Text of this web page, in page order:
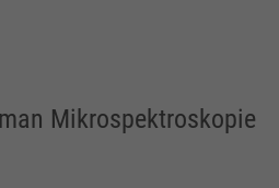
Mikrospektroskopie